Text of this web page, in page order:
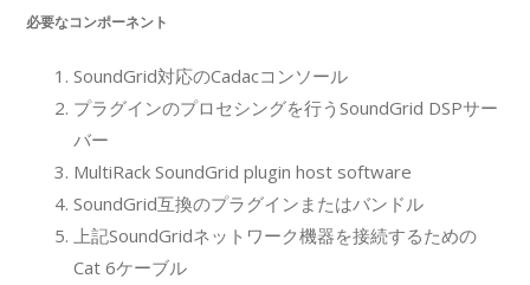
必要なコンポーネント
SoundGrid対応のCadacコンソール
プラグインのプロセシングを行うSoundGrid DSPサー
バー
MultiRack SoundGrid plugin host software
SoundGrid互換のプラグインまたはバンドル
上記SoundGridネットワーク機器を接続するための
Cat 6ケーブル